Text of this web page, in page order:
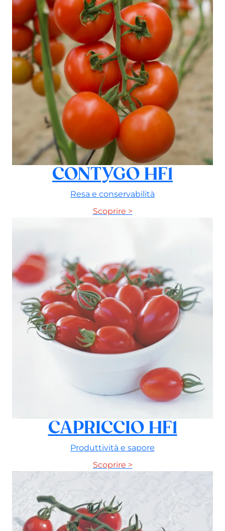
CONTYGO HF1
Resa e conservabilità
Scoprire >
CAPRICCIO HF1
Produttività e sapore
Scoprire >